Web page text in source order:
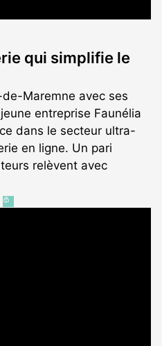
qui simplifie le
Maremne avec ses
entreprise Faunélia
dans le secteur ultra-
en ligne. Un pari
relèvent avec
Cet